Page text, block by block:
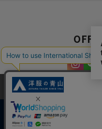
当サイトでは、快適な閲覧体験
しています。閲覧を続けること
します。詳細については